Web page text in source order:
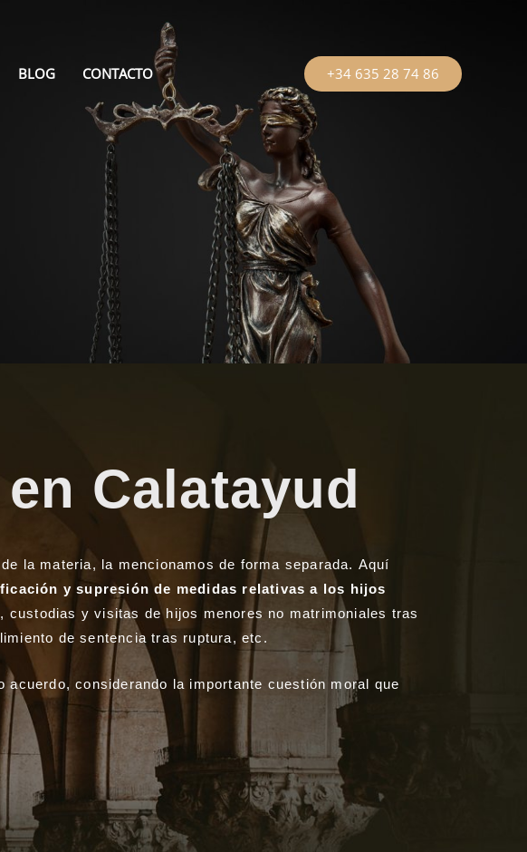
BLOG CONTACTO +34 635 28 74 86
Calatayud
la materia, la mencionamos de forma separada. Aquí
y supresión de medidas relativas a los hijos
y visitas de hijos menores no matrimoniales tras
de sentencia tras ruptura, etc.
considerando la importante cuestión moral que